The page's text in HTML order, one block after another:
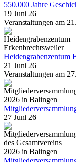
550.000 Jahre
19 Juni 26
Veranstaltungen am
Heidengrabenzentum
21 Juni 26
Veranstaltungen am
27 Juni 26